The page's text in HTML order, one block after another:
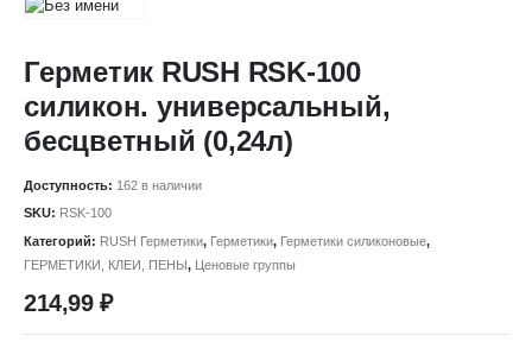
Герметик RUSH RSK-100
силикон. универсальный,
бесцветный (0,24л)
Доступность: 162 в наличии
SKU: RSK-100
Категорий: RUSH Герметики, Герметики, Герметики силиконовые,
ГЕРМЕТИКИ, КЛЕИ, ПЕНЫ, Ценовые группы
214,99₽